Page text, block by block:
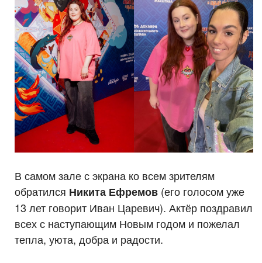
В самом зале с экрана ко всем зрителям
обратился Никита Ефремов (его голосом уже
13 лет говорит Иван Царевич). Актёр поздравил
всех с наступающим Новым годом и пожелал
тепла, уюта, добра и радости.